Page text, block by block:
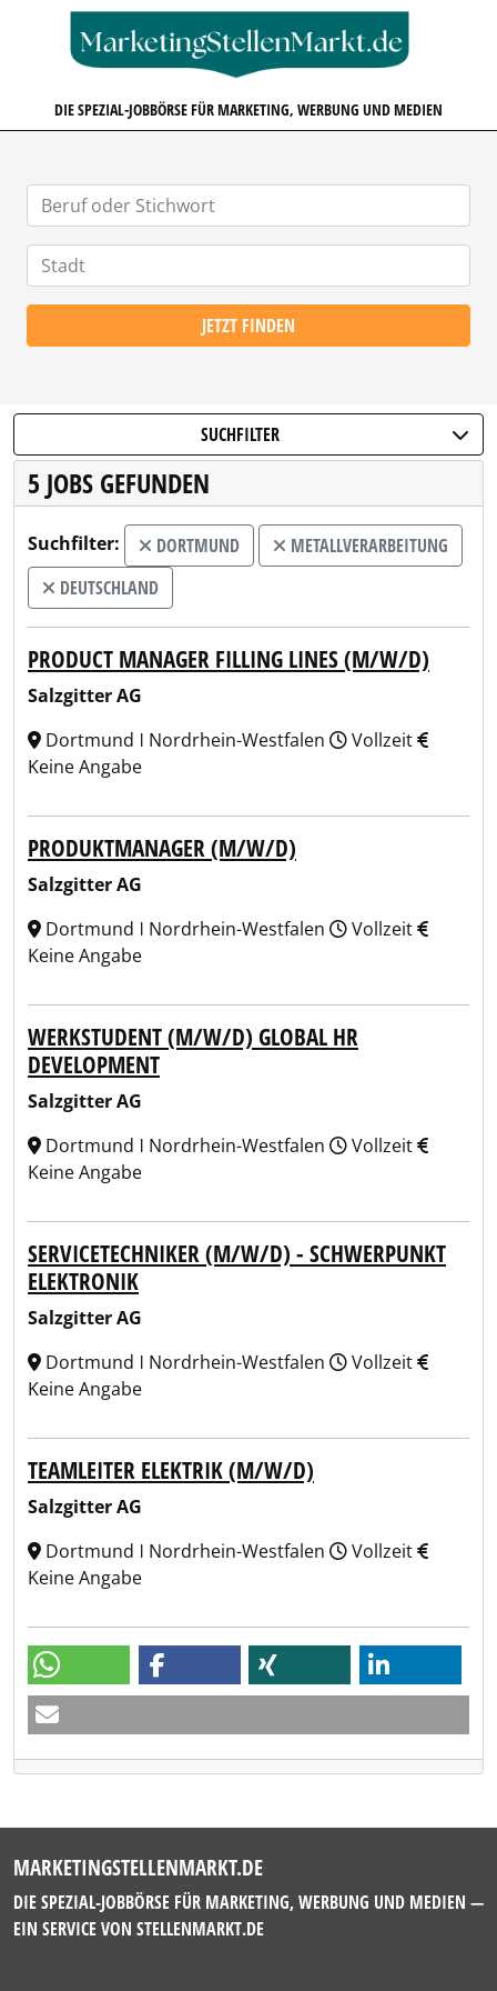
DIE SPEZIAL-JOBBÖRSE FÜR MARKETING, WERBUNG UND MEDIEN
JETZT FINDEN
SUCHFILTER
5 JOBS GEFUNDEN
Suchfilter: DORTMUND
METALLVERARBEITUNG
DEUTSCHLAND
PRODUCT MANAGER FILLING LINES (M/W/D)
Salzgitter AG
Dortmund ǀ Nordrhein-Westfalen
Vollzeit
Keine Angabe
PRODUKTMANAGER (M/W/D)
Salzgitter AG
Dortmund ǀ Nordrhein-Westfalen
Vollzeit
Keine Angabe
WERKSTUDENT (M/W/D) GLOBAL HR
DEVELOPMENT
Salzgitter AG
Dortmund ǀ Nordrhein-Westfalen
Vollzeit
Keine Angabe
SERVICETECHNIKER (M/W/D) - SCHWERPUNKT
ELEKTRONIK
Salzgitter AG
Dortmund ǀ Nordrhein-Westfalen
Vollzeit
Keine Angabe
TEAMLEITER ELEKTRIK (M/W/D)
Salzgitter AG
Dortmund ǀ Nordrhein-Westfalen
Vollzeit
Keine Angabe
MARKETINGSTELLENMARKT.DE
DIE SPEZIAL-JOBBÖRSE FÜR MARKETING, WERBUNG UND MEDIEN —
EIN SERVICE VON STELLENMARKT.DE